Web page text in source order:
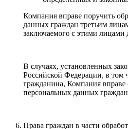
Компания вправе поручить
данных граждан третьим
заключаемого с этими лицами
В случаях, установленных
Российской Федерации, в том
гражданина, Компания вправе
персональных данных
Права граждан в части